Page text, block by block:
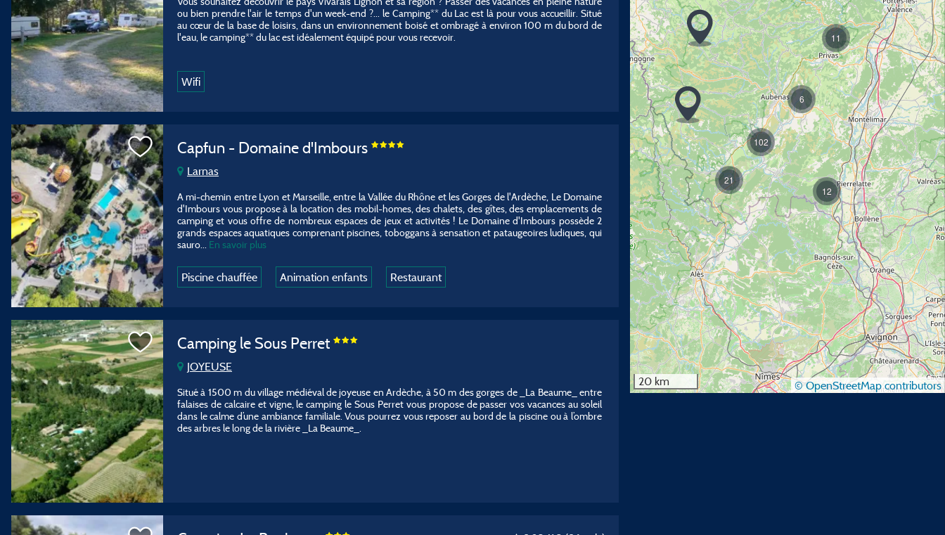
ou bien prendre l'air le temps d'un week-end ?... le Camping** du Lac est là pour vous accueillir. Situé
au cœur de la base de loisirs, dans un environnement boisé et ombragé à environ 100 m du bord de
l'eau, le camping** du lac est idéalement équipé pour vous recevoir.
Wifi
Capfun - Domaine d'Imbours
Larnas
A mi-chemin entre Lyon et Marseille, entre la Vallée du Rhône et les Gorges de l'Ardèche, Le Domaine
d'Imbours vous propose à la location des mobil-homes, des chalets, des gîtes, des emplacements de
camping et vous offre de nombreux espaces de jeux et activités ! Le Domaine d'Imbours possède 2
grands espaces aquatiques comprenant piscines, toboggans à sensation et pataugeoires ludiques, qui
sauro... En savoir plus
Piscine chauffée Animation enfants Restaurant
Camping le Sous Perret
JOYEUSE
Situé à 1500 m du village médiéval de joyeuse en Ardèche, à 50 m des gorges de _La Beaume_ entre
falaises de calcaire et vigne, le camping le Sous Perret vous propose de passer vos vacances au soleil
dans le calme d’une ambiance familiale. Vous pourrez vous reposer au bord de la piscine ou à l’ombre
des arbres le long de la rivière _La Beaume_.
12
6
21
102
11
20 km © OpenStreetMap contributors